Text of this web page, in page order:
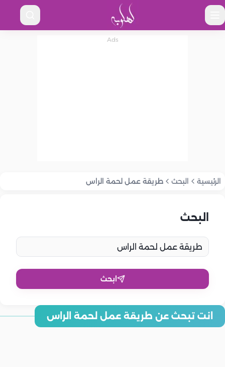
الرئيسية البحث طريقة عمل لحمة الراس
البحث
ابحث
انت تبحث عن طريقة عمل لحمة الراس
طريقة عمل لحمة الراس مثل المسمط تمامًا